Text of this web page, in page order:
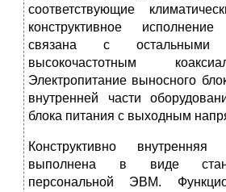
соответствующие
конструктивное
связана с остальными
высокочастотным
Электропитание выносного
внутренней части
блока питания с выходным
Конструктивно
выполнена в виде
персональной ЭВМ.